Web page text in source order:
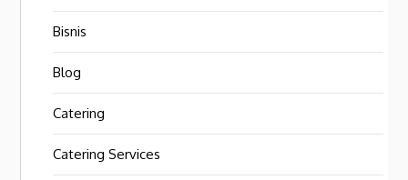
Bisnis
Blog
Catering
Catering Services